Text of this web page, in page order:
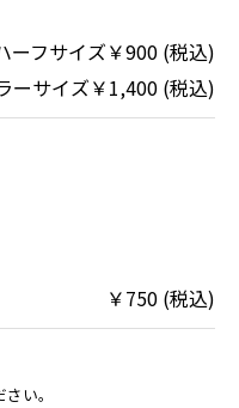
ーフサイズ￥900 (税込)
ーサイズ￥1,400 (税込)
￥750 (税込)
い。